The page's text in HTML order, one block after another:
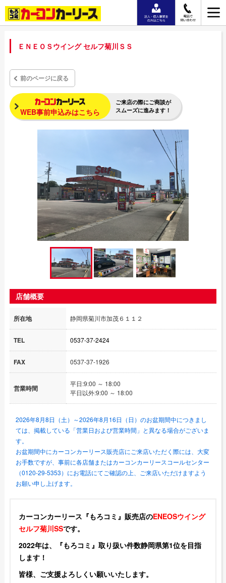
ＥＮＥＯＳウイング セルフ菊川ＳＳ
前のページに戻る
WEB事前申込みはこちら
ご来店の際にご商談が
スムーズに進みます！
店舗概要
所在地 静岡県菊川市加茂６１１２
TEL 0537-37-2424
FAX 0537-37-1926
営業時間
平日:9:00 ～ 18:00
平日以外:9:00 ～ 18:00
2026年8月8日（土）～2026年8月16日（日）のお盆期間中につきまし
ては、掲載している「営業日および営業時間」と異なる場合がございま
す。
お盆期間中にカーコンカーリース販売店にご来店いただく際には、大変
お手数ですが、事前に各店舗またはカーコンカーリースコールセンター
（0120-29-5353）にお電話にてご確認の上、ご来店いただけますよう
お願い申し上げます。
カーコンカーリース『もろコミ』販売店のENEOSウイング
セルフ菊川SSです。
2022年は、『もろコミ』取り扱い件数静岡県第1位を目指
します！
皆様、ご支援よろしくい願いいたします。